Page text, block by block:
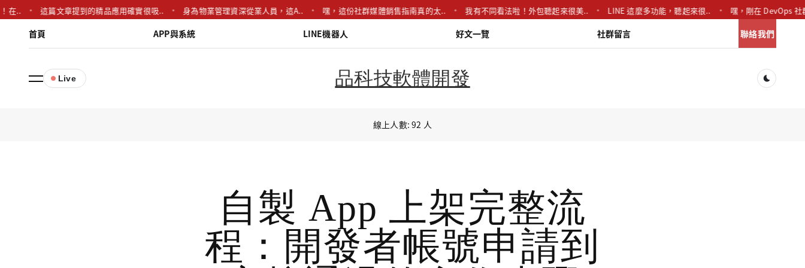
這篇文章提到的精品應用確實很吸.. 身為物業管理資深從業人員，這A.. 嘿，這份社群媒體銷售指南真的太.. 我有不同看法啦！外包聽起來很美.. LINE 這麼多功能，聽起來很.. 嘿，剛在 DevOps 社群看..
首頁 APP與系統 LINE機器人 好文一覽 社群留言 聯絡我們
Live 品科技軟體開發
線上人數: 92 人
自製 App 上架完整流
程：開發者帳號申請到